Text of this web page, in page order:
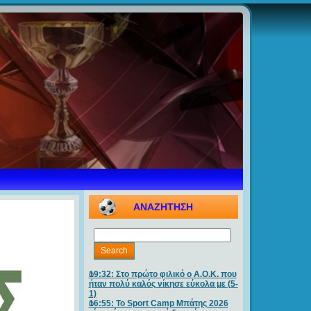
ΑΝΑΖΗΤΗΣΗ
19:32: Στο πρώτο φιλικό ο Α.Ο.Κ. που
ήταν πολύ καλός νίκησε εύκολα με (5-
1)
16:55: Το Sport Camp Μπάτης 2026